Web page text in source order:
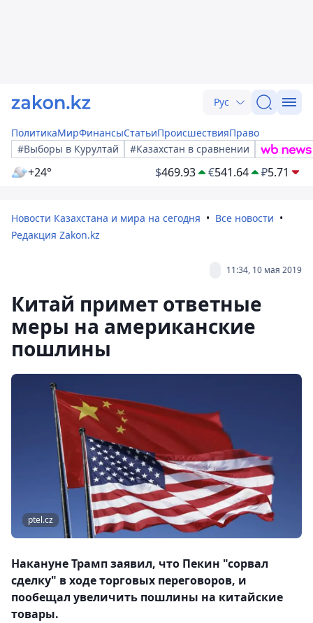
Рус
ПолитикаМирФинансыСтатьиПроисшествияПраво
#Выборы в Курултай
#Казахстан в сравнении
+24° $469.93 €541.64 ₽5.71
Новости Казахстана и мира на сегодня
Все новости
Редакция Zakon.kz
11:34, 10 мая 2019
Китай примет ответные
меры на американские
пошлины
ptel.cz
Накануне Трамп заявил, что Пекин "сорвал
сделку" в ходе торговых переговоров, и
пообещал увеличить пошлины на китайские
товары.